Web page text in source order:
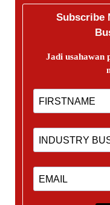
Subscribe
Jadi usahawan